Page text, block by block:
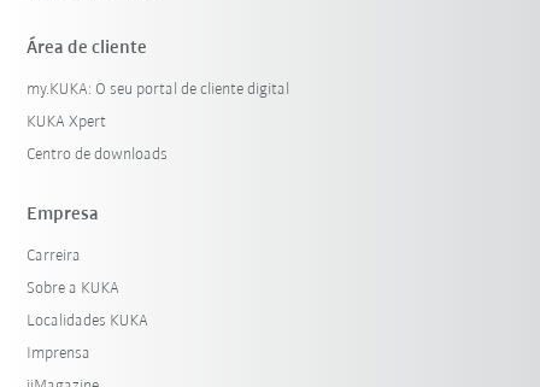
Área de cliente
my.KUKA: O seu portal de cliente digital
KUKA Xpert
Centro de downloads
Empresa
Carreira
Sobre a KUKA
Localidades KUKA
Imprensa